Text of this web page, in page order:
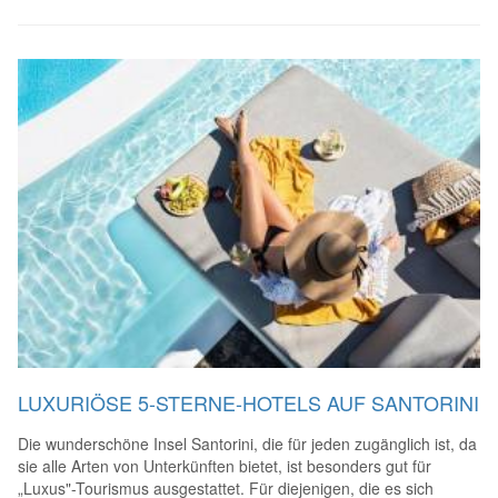
LUXURIÖSE 5-STERNE-HOTELS AUF SANTORINI
Die wunderschöne Insel Santorini, die für jeden zugänglich ist, da
sie alle Arten von Unterkünften bietet, ist besonders gut für
„Luxus"-Tourismus ausgestattet. Für diejenigen, die es sich